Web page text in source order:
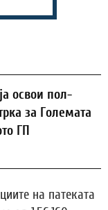
освои пол-
за Големата
ГП
на патеката